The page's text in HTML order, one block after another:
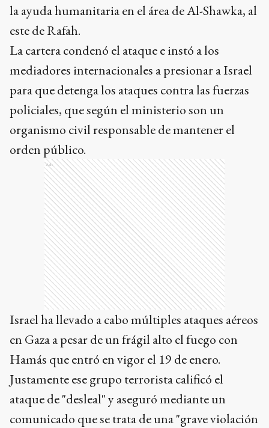
la ayuda humanitaria en el área de Al-Shawka, al
este de Rafah.
La cartera condenó el ataque e instó a los
mediadores internacionales a presionar a Israel
para que detenga los ataques contra las fuerzas
policiales, que según el ministerio son un
organismo civil responsable de mantener el
orden público.
Ads
Israel ha llevado a cabo múltiples ataques aéreos
en Gaza a pesar de un frágil alto el fuego con
Hamás que entró en vigor el 19 de enero.
Justamente ese grupo terrorista calificó el
ataque de "desleal" y aseguró mediante un
comunicado que se trata de una "grave violación